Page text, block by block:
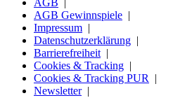
AGB
AGB Gewinnspiele
Impressum
Datenschutzerklärung
Barrierefreiheit
Cookies & Tracking
Cookies & Tracking PUR
Newsletter